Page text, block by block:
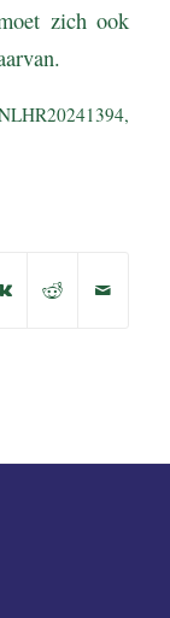
zich ook